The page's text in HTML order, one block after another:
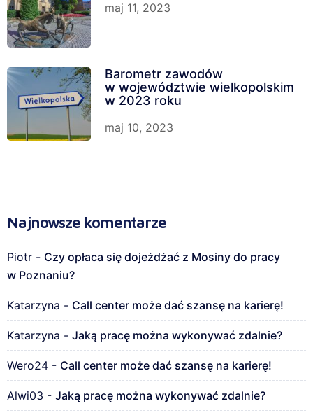
maj 11, 2023
Barometr zawodów
w województwie wielkopolskim
w 2023 roku
maj 10, 2023
Najnowsze komentarze
Piotr - Czy opłaca się dojeżdżać z Mosiny do pracy
w Poznaniu?
Katarzyna - Call center może dać szansę na karierę!
Katarzyna - Jaką pracę można wykonywać zdalnie?
Wero24 - Call center może dać szansę na karierę!
Alwi03 - Jaką pracę można wykonywać zdalnie?